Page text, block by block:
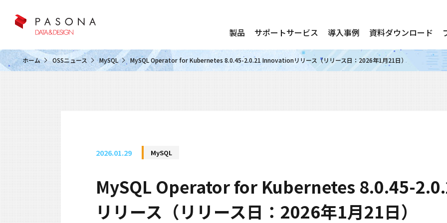
製品 サポートサービス 導入事例 資料ダウンロード
ホーム OSSニュース MySQL MySQL Operator for Kubernetes 8.0.45-2.0.21 Innovationリリース（リリース日：2026年1月21日）
2026.01.29 MySQL
MySQL Operator for Kubernetes 8.0.45-
リリース（リリース日：2026年1月21日）